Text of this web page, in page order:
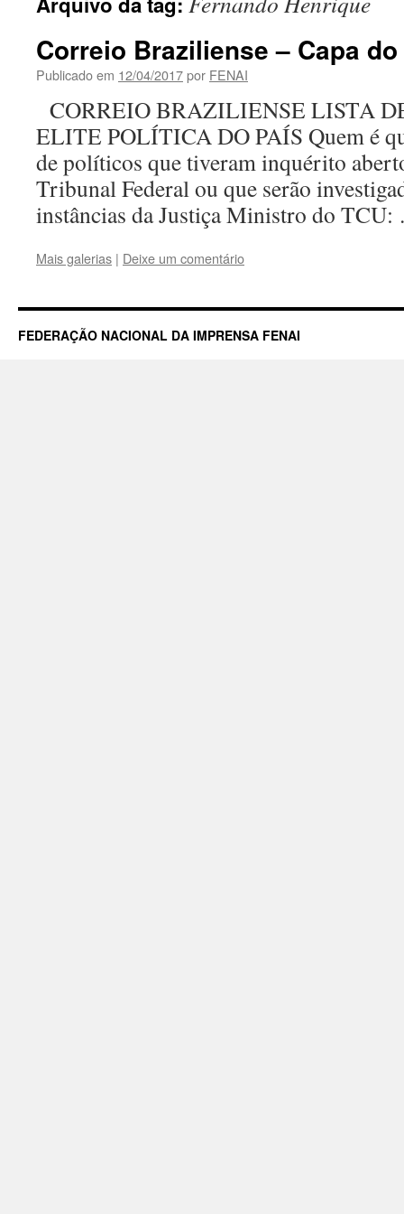
Correio Braziliense – Capa
Publicado em 12/04/2017por FENAI
CORREIO BRAZILIENSE LISTA
ELITE POLÍTICA DO PAÍS Quem é
de políticos que tiveram inquérito
Tribunal Federal ou que serão
instâncias da Justiça Ministro do
Mais galerias | Deixe um comentário
FEDERAÇÃO NACIONAL DA IMPRENSA FENAI